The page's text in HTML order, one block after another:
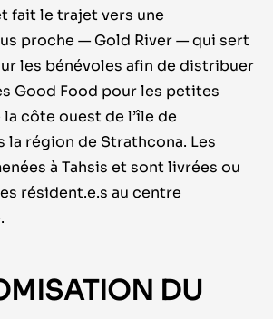
fait le trajet vers une
proche — Gold River — qui sert
les bénévoles afin de distribuer
Good Food pour les petites
côte ouest de l’île de
la région de Strathcona. Les
à Tahsis et sont livrées ou
résident.e.s au centre
DU